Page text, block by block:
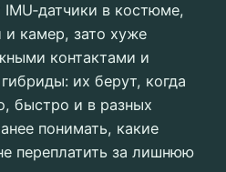
в костюме,
и камер, зато хуже
контактами и
их берут, когда
быстро и в разных
понимать, какие
переплатить за лишнюю